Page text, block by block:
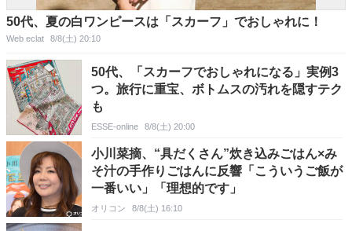
50代、夏の白ワンピースは「スカーフ」でおしゃれに！
Web eclat 8/8(土) 20:10
50代、「スカーフでおしゃれになる」実例3
つ。旅行に重宝、ボトムスの汚れを隠すテク
も
ESSE-online 8/8(土) 20:00
小川菜摘、“具だくさん”炊き込みごはん×み
そ汁の手作りごはんに反響「こういうご飯が
一番いい」「理想的です」
オリコン 8/8(土) 16:10